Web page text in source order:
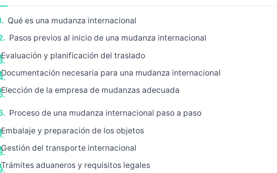
Qué es una mudanza internacional
Pasos previos al inicio de una mudanza internacional
Evaluación y planificación del traslado
Documentación necesaria para una mudanza internacional
Elección de la empresa de mudanzas adecuada
Proceso de una mudanza internacional paso a paso
Embalaje y preparación de los objetos
Gestión del transporte internacional
Trámites aduaneros y requisitos legales